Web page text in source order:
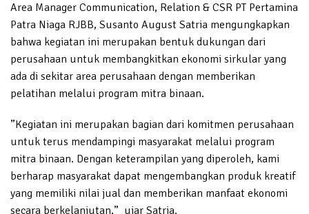
Area Manager Communication, Relation & CSR PT Pertamina
Patra Niaga RJBB, Susanto August Satria mengungkapkan
bahwa kegiatan ini merupakan bentuk dukungan dari
perusahaan untuk membangkitkan ekonomi sirkular yang
ada di sekitar area perusahaan dengan memberikan
pelatihan melalui program mitra binaan.
”Kegiatan ini merupakan bagian dari komitmen perusahaan
untuk terus mendampingi masyarakat melalui program
mitra binaan. Dengan keterampilan yang diperoleh, kami
berharap masyarakat dapat mengembangkan produk kreatif
yang memiliki nilai jual dan memberikan manfaat ekonomi
secara berkelanjutan,” ujar Satria.